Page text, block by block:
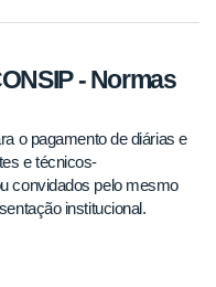
- Normas
o pagamento de diárias e
e técnicos-
convidados pelo mesmo
institucional.